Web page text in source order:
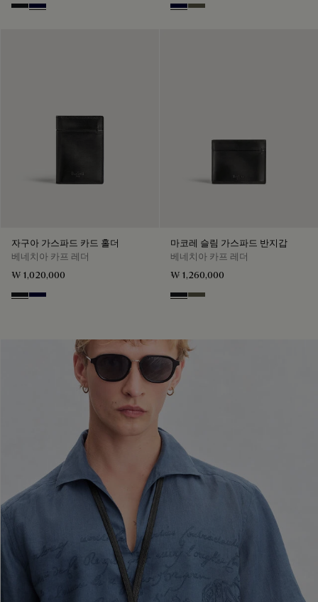
Charcoal Gray
Nero Blu Nero BluSelva Oscura
자구아 가스파드 카드 홀더
베네치아 카프 레더
₩ 1,020,000
Charcoal Gray
Nero Blu
마코레 슬림 가스파드 반지갑
베네치아 카프 레더
₩ 1,260,000
Charcoal Gray
Selva Oscura